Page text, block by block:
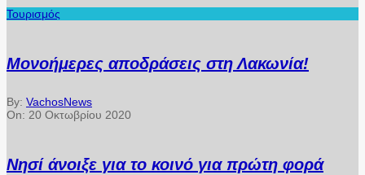
Τουρισμός
Μονοήμερες αποδράσεις στη Λακωνία!
By: VachosNews
On: 20 Οκτωβρίου 2020
Νησί άνοιξε για το κοινό για πρώτη φορά